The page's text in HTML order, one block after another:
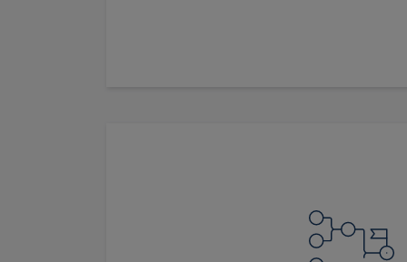
Wir bieten eine breite Palette